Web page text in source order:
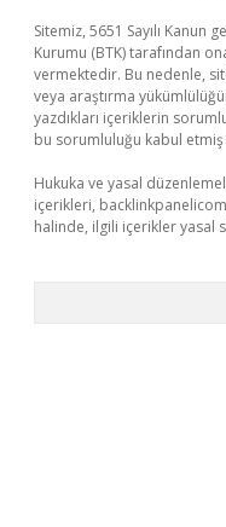
Sitemiz, 5651 Sayılı Kanun
Kurumu (BTK) tarafından
vermektedir. Bu nedenle,
veya araştırma
yazdıkları içeriklerin
bu sorumluluğu kabul etmiş
Hukuka ve yasal
içerikleri,
halinde, ilgili içerikler yasal